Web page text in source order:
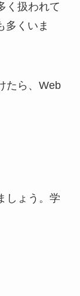
く扱われて
多くいま
たら、Web
しょう。学